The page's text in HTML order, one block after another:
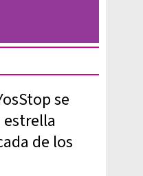
se
de los